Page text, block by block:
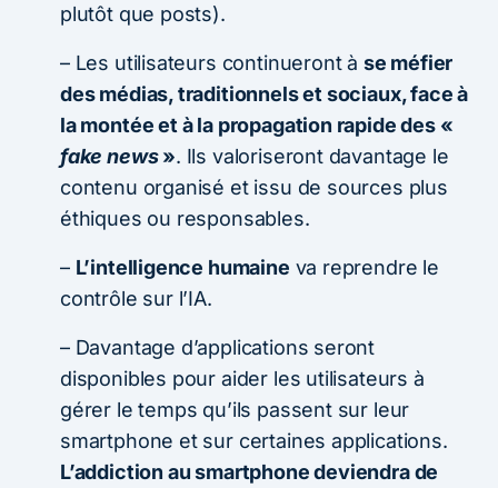
plutôt que posts).
– Les utilisateurs continueront à se méfier
des médias, traditionnels et sociaux, face à
la montée et à la propagation rapide des «
fake news». Ils valoriseront davantage le
contenu organisé et issu de sources plus
éthiques ou responsables.
– L’intelligence humaine va reprendre le
contrôle sur l’IA.
– Davantage d’applications seront
disponibles pour aider les utilisateurs à
gérer le temps qu’ils passent sur leur
smartphone et sur certaines applications.
L’addiction au smartphone deviendra de